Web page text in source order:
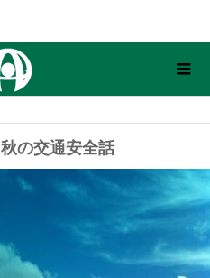
秋の交通安全話